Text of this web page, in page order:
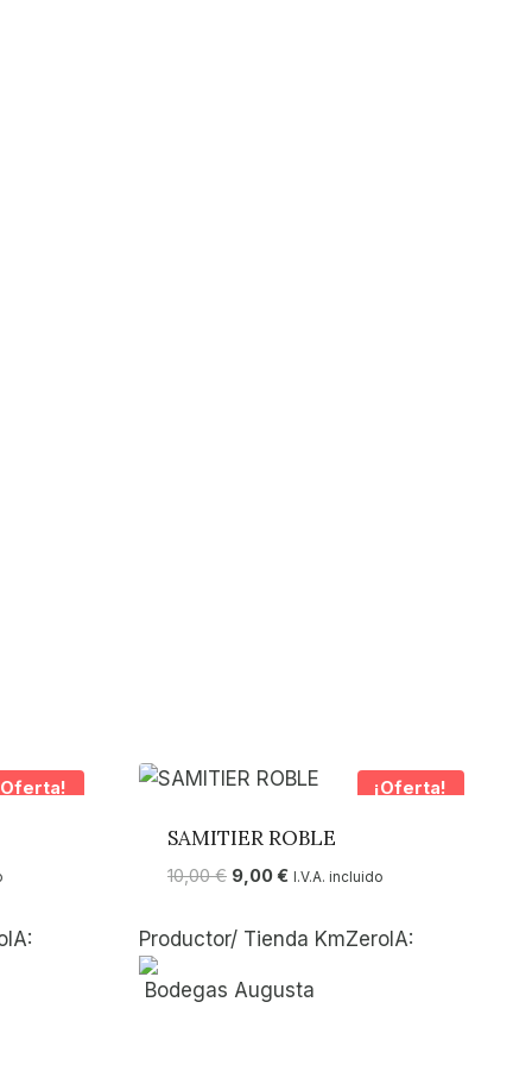
¡Oferta!
SAMITIER ROBLE
10,00€ El
original
10,00 €.
9,00€El
actual
9,00 €.
I.V.A. incluido
Productor/ Tienda KmZeroIA:
Bodegas Augusta